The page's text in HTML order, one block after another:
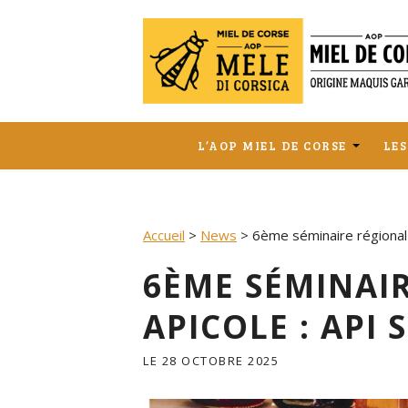
L’AOP MIEL DE CORSE
LA GAMME DES 6 MIELS
Accueil > News > 6ème séminaire
6ÈME
APICOLE : API
LE 28 OCTOBRE 2025